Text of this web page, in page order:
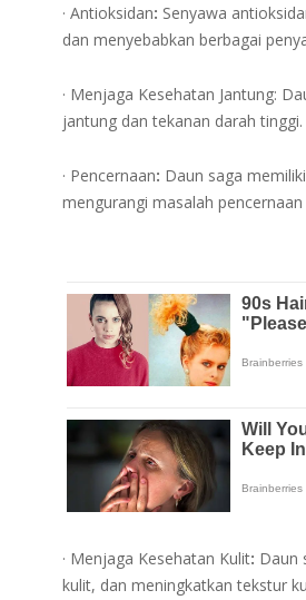
· Antioksidan: Senyawa
dan menyebabkan berbagai
· Menjaga Kesehatan Jantung:
jantung dan tekanan darah tinggi.
· Pencernaan: Daun saga
mengurangi masalah
· Menjaga Kesehatan Kulit: Daun
kulit, dan meningkatkan tekstur